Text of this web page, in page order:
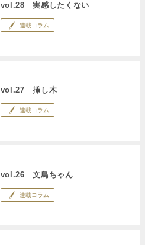
vol.28 実感したくない
連載コラム
vol.27 挿し木
連載コラム
vol.26 文鳥ちゃん
連載コラム